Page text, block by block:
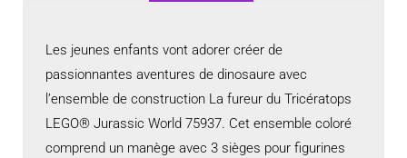
Les jeunes enfants vont adorer créer de
passionnantes aventures de dinosaure avec
l’ensemble de construction La fureur du Tricératops
LEGO® Jurassic World 75937. Cet ensemble coloré
comprend un manège avec 3 sièges pour figurines